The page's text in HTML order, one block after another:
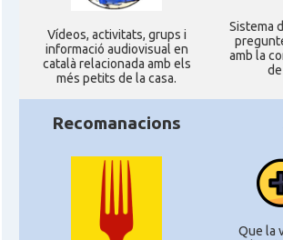
Ví­deos, activitats, grups i
informació audiovisual en
català relacionada amb els
més petits de la casa.
Sistema
amb la
Recomanacions
Que la